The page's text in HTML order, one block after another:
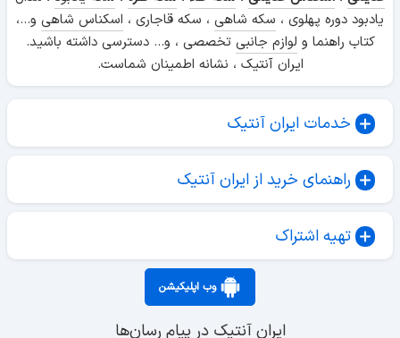
یادبود دوره پهلوی ، سکه شاهی ، سکه قاجاری ، اسکناس شاهی و...،
کتاب راهنما و لوازم جانبی تخصصی ، و... دسترسی داشته باشید.
ایران آنتیک ، نشانه اطمینان شماست.
خدمات ایران آنتیک
راهنمای خرید از ایران آنتیک
تهیه اشتراک
وب اپلیکیشن
ایران آنتیک در پیام رسان‌ها